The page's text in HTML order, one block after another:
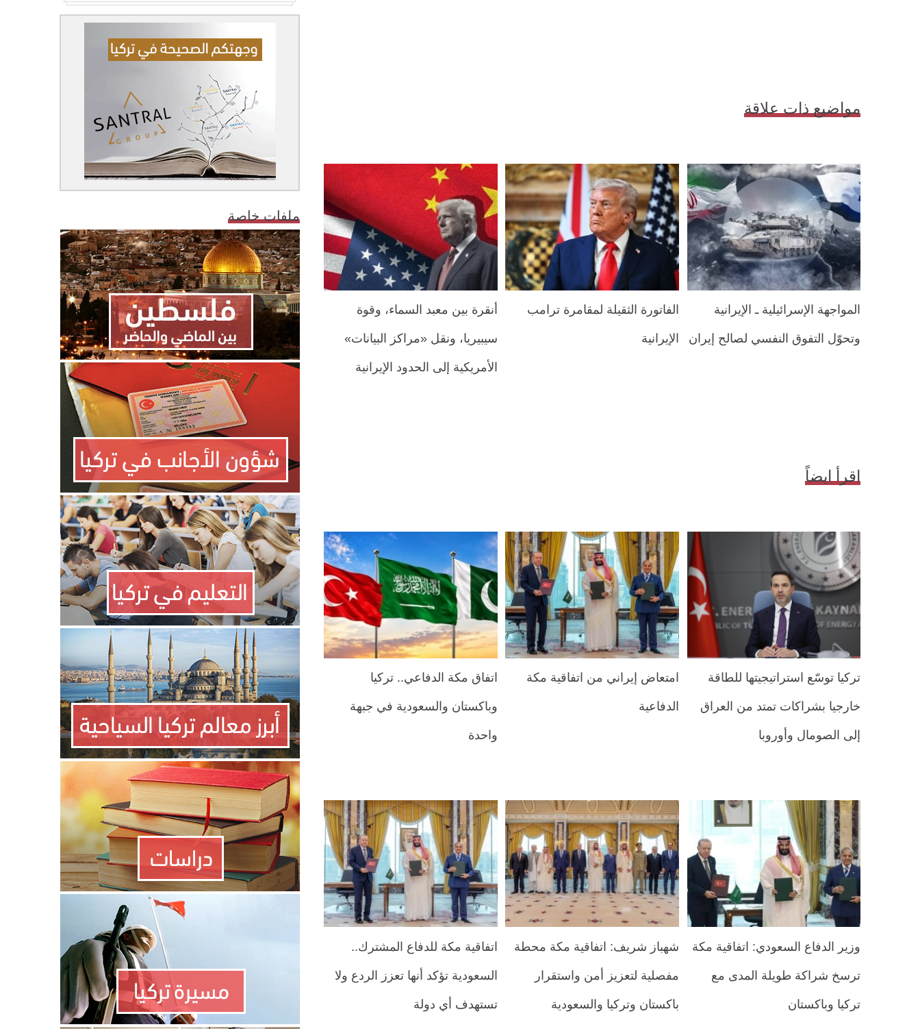
مواضيع ذات علاقة
المواجهة الإسرائيلية ـ الإيرانية
وتحوّل التفوق النفسي لصالح إيران
الفاتورة الثقيلة لمقامرة ترامب
الإيرانية
أنقرة بين معبد السماء، وقوة
سيبيريا، ونقل «مراكز البيانات»
الأمريكية إلى الحدود الإيرانية
اقرأ ايضاً
تركيا توسّع استراتيجيتها للطاقة
خارجيا بشراكات تمتد من العراق
إلى الصومال وأوروبا
امتعاض إيراني من اتفاقية مكة
الدفاعية
اتفاق مكة الدفاعي.. تركيا
وباكستان والسعودية في جبهة
واحدة
وزير الدفاع السعودي: اتفاقية مكة
ترسخ شراكة طويلة المدى مع
تركيا وباكستان
شهباز شريف: اتفاقية مكة محطة
مفصلية لتعزيز أمن واستقرار
باكستان وتركيا والسعودية
اتفاقية مكة للدفاع المشترك..
السعودية تؤكد أنها تعزز الردع ولا
تستهدف أي دولة
ملفات خاصة